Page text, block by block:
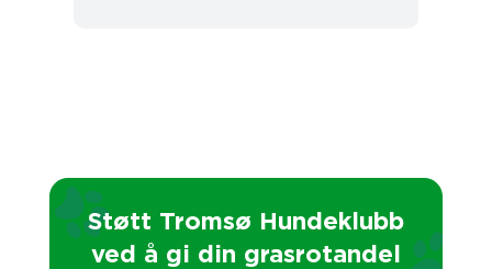
Støtt Tromsø Hundeklubb
ved å gi din grasrotandel